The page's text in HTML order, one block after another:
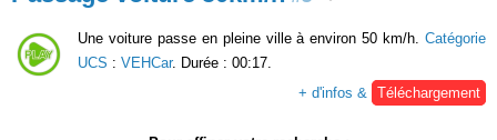
Une voiture passe en pleine ville à environ 50 km/h. Catégorie
UCS : VEHCar. Durée : 00:17.
+ d'infos & Téléchargement